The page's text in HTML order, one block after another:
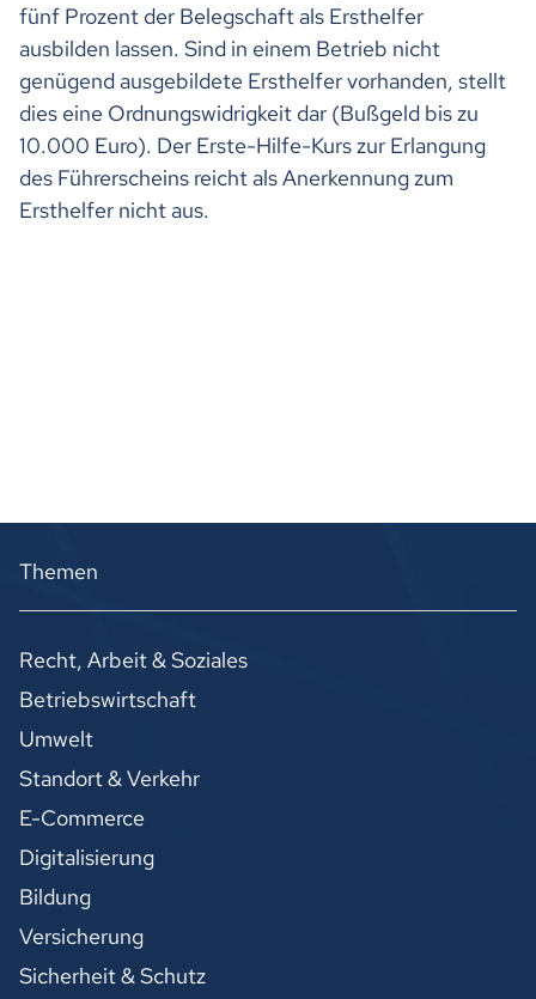
fünf Prozent der Belegschaft als Ersthelfer
ausbilden lassen. Sind in einem Betrieb nicht
genügend ausgebildete Ersthelfer vorhanden, stellt
dies eine Ordnungswidrigkeit dar (Bußgeld bis zu
10.000 Euro). Der Erste-Hilfe-Kurs zur Erlangung
des Führerscheins reicht als Anerkennung zum
Ersthelfer nicht aus.
Themen
Recht, Arbeit & Soziales
Betriebswirtschaft
Umwelt
Standort & Verkehr
E-Commerce
Digitalisierung
Bildung
Versicherung
Sicherheit & Schutz